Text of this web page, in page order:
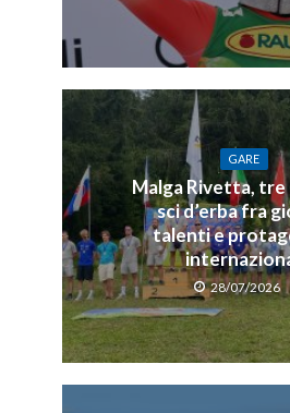
GARE
Malga Rivetta, tre
sci d’erba fra
talenti e
28/07/2026